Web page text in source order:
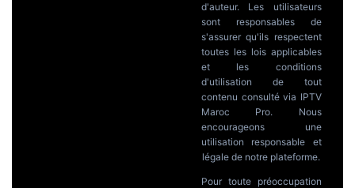
d'auteur. Les utilisateurs
sont responsables de
s'assurer qu'ils respectent
toutes les lois applicables
et les conditions
d'utilisation de tout
contenu consulté via IPTV
Maroc Pro. Nous
encourageons une
utilisation responsable et
légale de notre plateforme.
Pour toute préoccupation